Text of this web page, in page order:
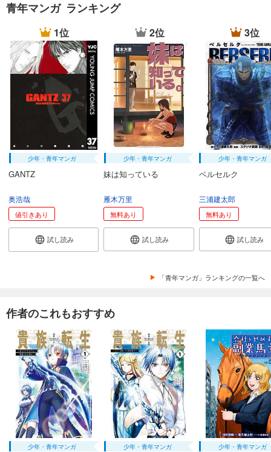
あらすじを表示する
会社をやめて馬主やります！ ― アキコノユメヲ ― 68
110円 (税込)
カート
試し読み
あらすじを表示する
会社をやめて馬主やります！ ― アキコノユメヲ ― 69
110円 (税込)
カート
試し読み
あらすじを表示する
会社をやめて馬主やります！ ― アキコノユメヲ ― 70
カート
試し読み
試し読み
あらすじを表示する
会社をやめて馬主やります！ ― アキコノユメヲ ― 72
110円 (税込)
カート
試し読み
あらすじを表示する
青年マンガ ランキング
1位
少年・青年マンガ
GANTZ
奥浩哉
値引きあり
試し読み
2位
少年・青年マンガ
妹は知っている
雁木万里
無料あり
試し読み
3位
少年・青年マンガ
ベルセルク
三浦建太郎
無料あり
試し読み
「青年マンガ」ランキングの一覧へ
作者のこれもおすすめ
少年・青年マンガ 少年・青年マンガ 少年・青年マンガ